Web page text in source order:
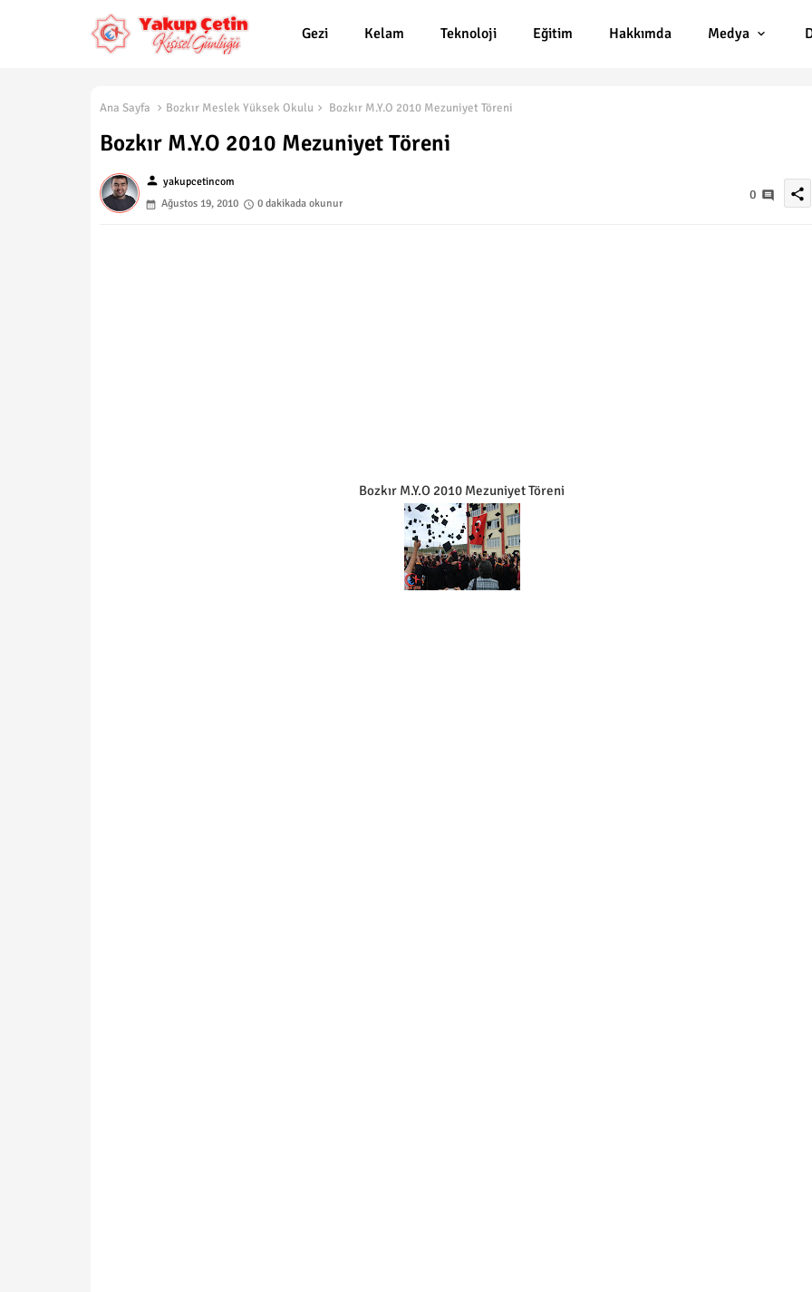
Gezi Kelam Teknoloji Eğitim Hakkımda Medya
Ana Sayfa Bozkır Meslek Yüksek Okulu Bozkır M.Y.O 2010 Mezuniyet Töreni
Bozkır M.Y.O 2010 Mezuniyet Töreni
person yakupcetincom
Ağustos 19, 2010
0 dakikada okunur
0 share
Bozkır M.Y.O 2010 Mezuniyet Töreni